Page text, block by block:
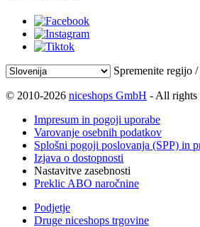
Spremenite regijo
© 2010-2026 niceshops GmbH - All rights
Impresum in pogoji uporabe
Varovanje osebnih podatkov
Splošni pogoji poslovanja (SPP) in
Izjava o dostopnosti
Nastavitve zasebnosti
Preklic ABO naročnine
Podjetje
Druge niceshops trgovine